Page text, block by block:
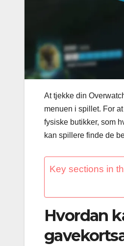
At tjekke din
menuen i spillet. For
fysiske butikker, som
kan spillere finde de
Key sections in
Hvordan